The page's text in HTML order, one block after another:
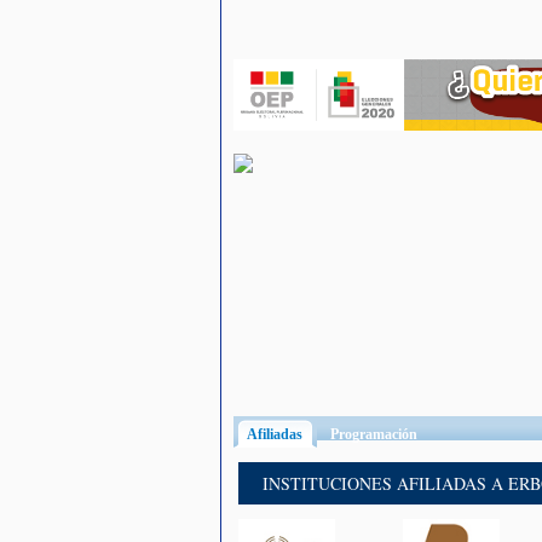
Afiliadas (solapa activa)
Programación
INSTITUCIONES AFILIADAS A